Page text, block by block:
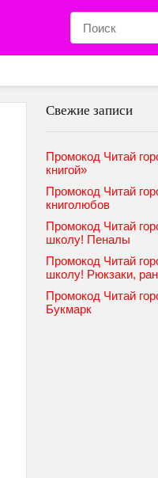
Свежие записи
Промокод Читай
книгой»
Промокод Читай
книголюбов
Промокод Читай
школу! Пеналы
Промокод Читай
школу! Рюкзаки,
Промокод Читай
Букмарк